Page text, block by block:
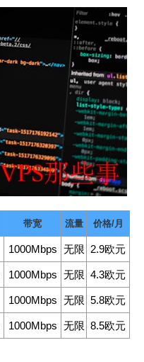
带宽 流量 价格/月
1000Mbps 无限 2.9欧元
1000Mbps 无限 4.3欧元
1000Mbps 无限 5.8欧元
1000Mbps 无限 8.5欧元